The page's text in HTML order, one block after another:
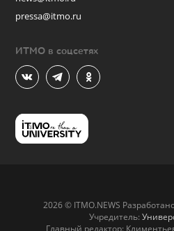
pressa@itmo.ru
ИТМО в соцсетях
2026 © ITMO.NEWS
Учредитель:
Главный редактор: